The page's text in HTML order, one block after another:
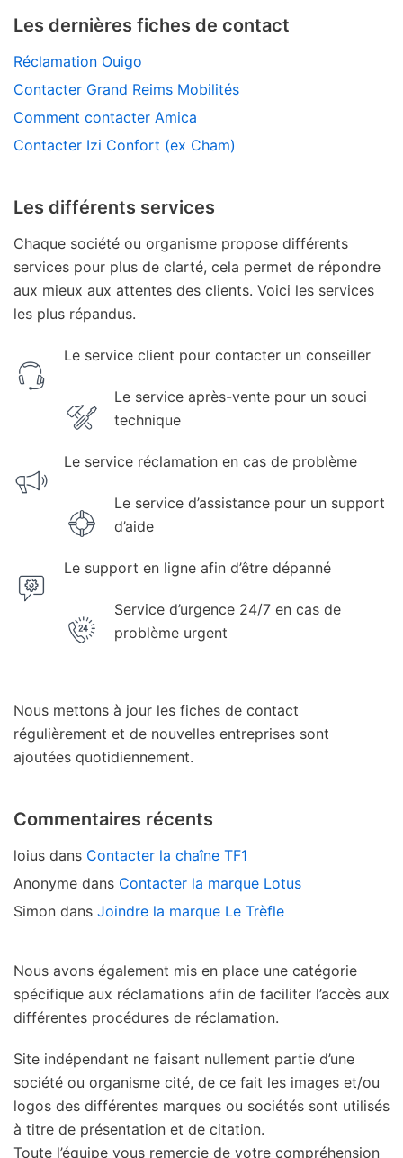
Les dernières fiches de contact
Réclamation Ouigo
Contacter Grand Reims Mobilités
Comment contacter Amica
Contacter Izi Confort (ex Cham)
Les différents services
Chaque société ou organisme propose différents
services pour plus de clarté, cela permet de répondre
aux mieux aux attentes des clients. Voici les services
les plus répandus.
Le service client pour contacter un conseiller
Le service après-vente pour un souci
technique
Le service réclamation en cas de problème
Le service d’assistance pour un support
d’aide
Le support en ligne afin d’être dépanné
Service d’urgence 24/7 en cas de
problème urgent
Nous mettons à jour les fiches de contact
régulièrement et de nouvelles entreprises sont
ajoutées quotidiennement.
Commentaires récents
loius dans Contacter la chaîne TF1
Anonyme dans Contacter la marque Lotus
Simon dans Joindre la marque Le Trèfle
Nous avons également mis en place une catégorie
spécifique aux réclamations afin de faciliter l’accès aux
différentes procédures de réclamation.
Site indépendant ne faisant nullement partie d’une
société ou organisme cité, de ce fait les images et/ou
logos des différentes marques ou sociétés sont utilisés
à titre de présentation et de citation.
Toute l’équipe vous remercie de votre compréhension